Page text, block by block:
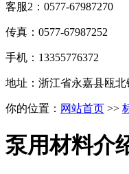
客服2：0577-67987270
传真：0577-67987252
手机：13355776372
地址：浙江省永嘉县瓯
你的位置： 网站首页 >>
泵用材料介